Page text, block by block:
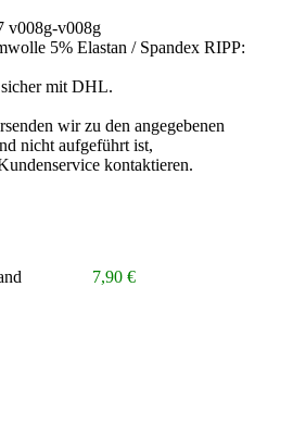
v008g-v008g
5% Elastan / Spandex RIPP:
mit DHL.
wir zu den angegebenen
nicht aufgeführt ist,
kontaktieren.
7,90 €